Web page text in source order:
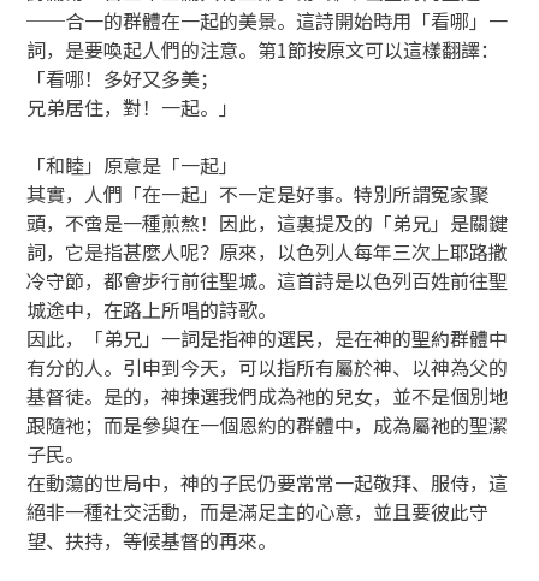
──合一的群體在一起的美景。這詩開始時用「看哪」一
詞，是要喚起人們的注意。第1節按原文可以這樣翻譯：
「看哪！多好又多美；
兄弟居住，對！一起。」
「和睦」原意是「一起」
其實，人們「在一起」不一定是好事。特別所謂冤家聚
頭，不啻是一種煎熬！因此，這裏提及的「弟兄」是關鍵
詞，它是指甚麼人呢？原來，以色列人每年三次上耶路撒
冷守節，都會步行前往聖城。這首詩是以色列百姓前往聖
城途中，在路上所唱的詩歌。
因此，「弟兄」一詞是指神的選民，是在神的聖約群體中
有分的人。引申到今天，可以指所有屬於神、以神為父的
基督徒。是的，神揀選我們成為祂的兒女，並不是個別地
跟隨祂；而是參與在一個恩約的群體中，成為屬祂的聖潔
子民。
在動蕩的世局中，神的子民仍要常常一起敬拜、服侍，這
絕非一種社交活動，而是滿足主的心意，並且要彼此守
望、扶持，等候基督的再來。